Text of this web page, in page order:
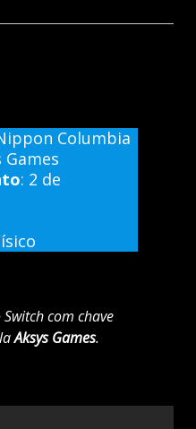
Columbia
Games
: 2 de
com chave
Aksys Games.